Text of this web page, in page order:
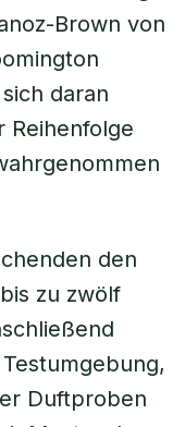
Brown von
daran
Reihenfolge
den
zu zwölf
Duftproben